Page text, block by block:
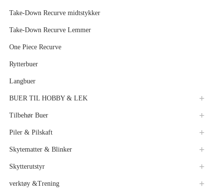
Take-Down Recurve midtstykker
Take-Down Recurve Lemmer
One Piece Recurve
Rytterbuer
Langbuer
BUER TIL HOBBY & LEK
Tilbehør Buer
Piler & Pilskaft
Skytematter & Blinker
Skytterutstyr
verktøy &Trening